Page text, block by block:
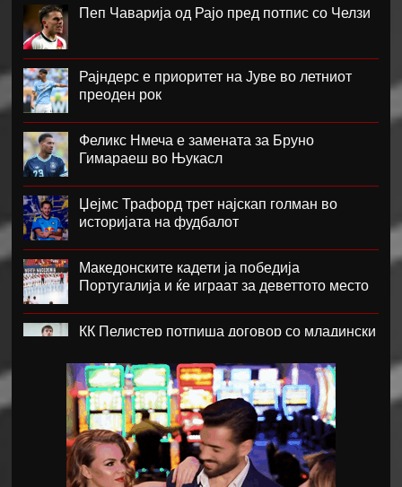
Пеп Чаварија од Рајо пред потпис со Челзи
Рајндерс е приоритет на Јуве во летниот
преоден рок
Феликс Нмеча е замената за Бруно
Гимараеш во Њукасл
Џејмс Трафорд трет најскап голман во
историјата на фудбалот
Македонските кадети ја победија
Португалија и ќе играат за деветтото место
КК Пелистер потпиша договор со младински
Магнес Аклиуш официјално претставен во
Париз
Мики ван де Вен се согласи на нов договор
со Тотенхем